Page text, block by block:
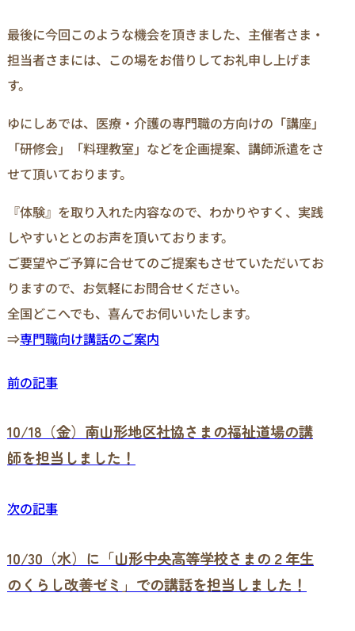
最後に今回このような機会を頂きました、主催者さま・
担当者さまには、この場をお借りしてお礼申し上げま
す。
ゆにしあでは、医療・介護の専門職の方向けの「講座」
「研修会」「料理教室」などを企画提案、講師派遣をさ
せて頂いております。
『体験』を取り入れた内容なので、わかりやすく、実践
しやすいととのお声を頂いております。
ご要望やご予算に合せてのご提案もさせていただいてお
りますので、お気軽にお問合せください。
全国どこへでも、喜んでお伺いいたします。
⇒専門職向け講話のご案内
前の記事
10/18（金）南山形地区社協さまの福祉道場の講
師を担当しました！
次の記事
10/30（水）に「山形中央高等学校さまの２年生
のくらし改善ゼミ」での講話を担当しました！